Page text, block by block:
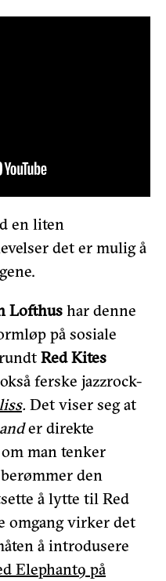
en liten
det er mulig å
Lofthus har denne
på sosiale
Red Kites
ferske jazzrock-
. Det viser seg at
er direkte
man tenker
den
å lytte til Red
omgang virker det
å introdusere
Elephant9 på